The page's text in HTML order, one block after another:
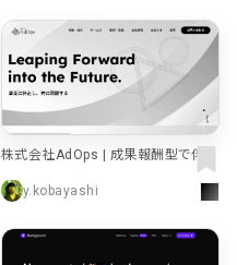
株式会社AdOps | 成果報酬型で伴走
y.kobayashi